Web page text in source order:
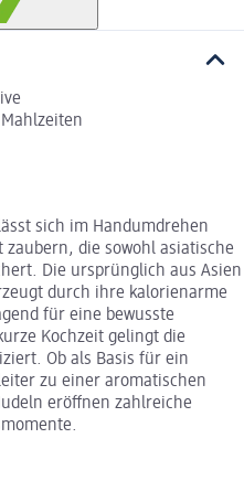
sich im Handumdrehen
die sowohl asiatische
Die ursprünglich aus Asien
durch ihre kalorienarme
für eine bewusste
Kochzeit gelingt die
Ob als Basis für ein
zu einer aromatischen
eröffnen zahlreiche